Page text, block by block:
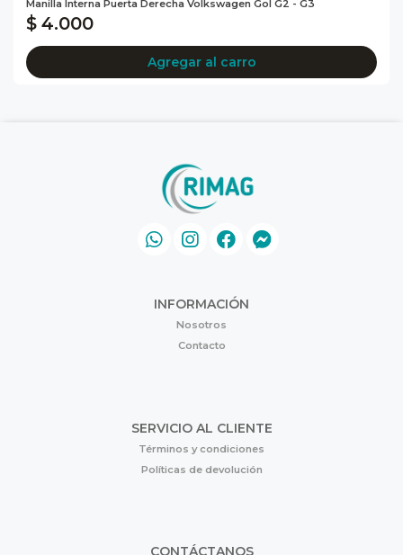
Manilla Interna Puerta Derecha Volkswagen Gol G2 - G3
$ 4.000
Agregar al carro
INFORMACIÓN
Nosotros
Contacto
SERVICIO AL CLIENTE
Términos y condiciones
Políticas de devolución
CONTÁCTANOS